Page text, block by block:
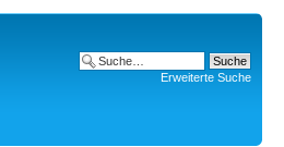
Erweiterte Suche